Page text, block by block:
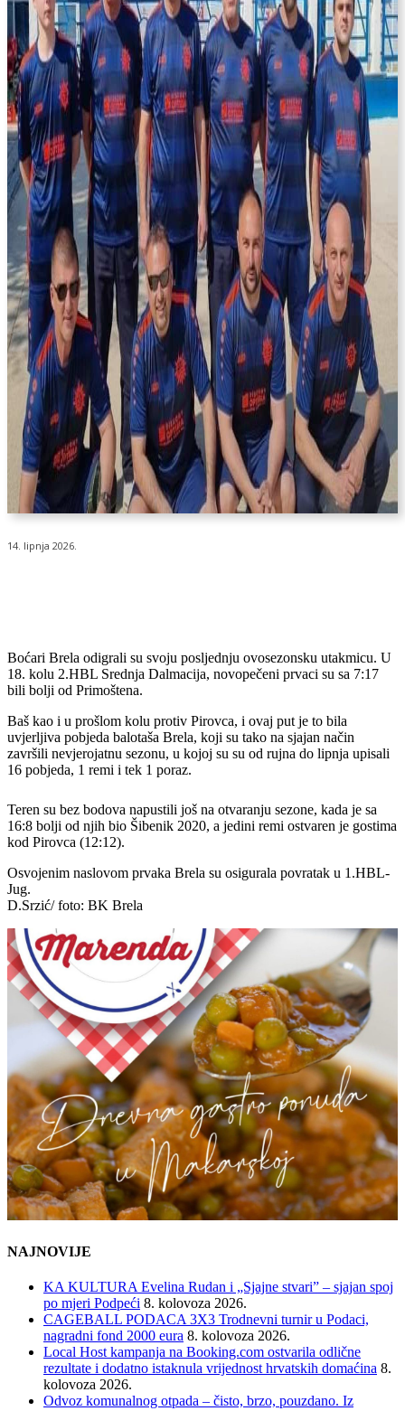
14. lipnja 2026.
Boćari Brela odigrali su svoju posljednju ovosezonsku utakmicu. U
18. kolu 2.HBL Srednja Dalmacija, novopečeni prvaci su sa 7:17
bili bolji od Primoštena.
Baš kao i u prošlom kolu protiv Pirovca, i ovaj put je to bila
uvjerljiva pobjeda balotaša Brela, koji su tako na sjajan način
završili nevjerojatnu sezonu, u kojoj su su od rujna do lipnja upisali
16 pobjeda, 1 remi i tek 1 poraz.
Teren su bez bodova napustili još na otvaranju sezone, kada je sa
16:8 bolji od njih bio Šibenik 2020, a jedini remi ostvaren je gostima
kod Pirovca (12:12).
Osvojenim naslovom prvaka Brela su osigurala povratak u 1.HBL-
Jug.
D.Srzić/ foto: BK Brela
NAJNOVIJE
KA KULTURA Evelina Rudan i „Sjajne stvari” – sjajan spoj
po mjeri Podpeći 8. kolovoza 2026.
CAGEBALL PODACA 3X3 Trodnevni turnir u Podaci,
nagradni fond 2000 eura 8. kolovoza 2026.
Local Host kampanja na Booking.com ostvarila odlične
rezultate i dodatno istaknula vrijednost hrvatskih domaćina 8.
kolovoza 2026.
Odvoz komunalnog otpada – čisto, brzo, pouzdano. Iz